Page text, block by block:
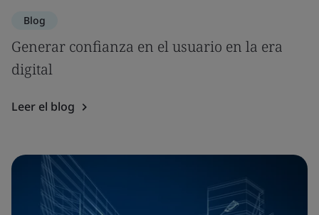
Blog
Generar confianza en el usuario en la era
digital
Leer el blog